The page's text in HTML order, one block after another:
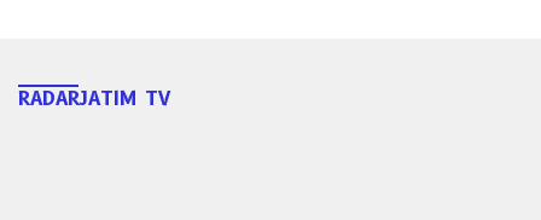
RADARJATIM TV